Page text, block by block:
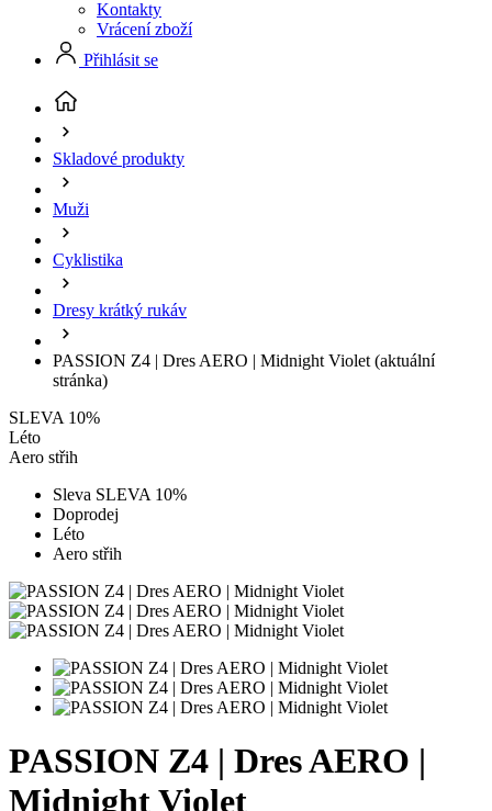
Kontakty
Vrácení zboží
Přihlásit se
Skladové produkty
Muži
Cyklistika
Dresy krátký rukáv
PASSION Z4 | Dres AERO | Midnight Violet (aktuální
stránka)
SLEVA 10%
Léto
Aero střih
Sleva SLEVA 10%
Doprodej
Léto
Aero střih
PASSION Z4 | Dres AERO |
Midnight Violet